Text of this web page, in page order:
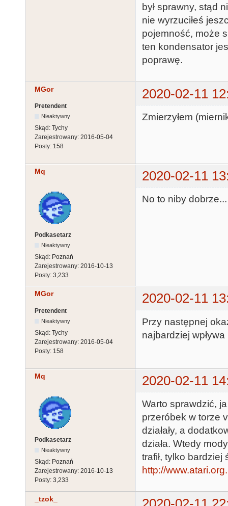
był sprawny, stąd
nie wyrzuciłeś
pojemność, może
ten kondensator
poprawę.
MGor 2020-02-11
Pretendent
Nieaktywny
Skąd: Tychy
Zarejestrowany: 2016-05-04
Posty: 158
Zmierzyłem
Mq 2020-02-11
Podkasetarz
Nieaktywny
Skąd: Poznań
Zarejestrowany: 2016-10-13
Posty: 3,233
No to niby dobrze...
MGor 2020-02-11
Pretendent
Nieaktywny
Skąd: Tychy
Zarejestrowany: 2016-05-04
Posty: 158
Przy następnej
najbardziej
Mq 2020-02-11
Podkasetarz
Nieaktywny
Skąd: Poznań
Zarejestrowany: 2016-10-13
Posty: 3,233
Warto sprawdzić,
przeróbek w torze
działały, a
działa. Wtedy
trafił, tylko bardziej
http://
_tzok_